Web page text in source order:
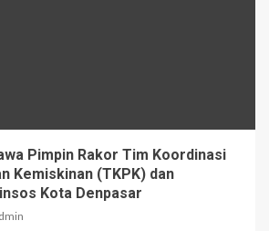
Pimpin Rakor Tim Koordinasi
Kemiskinan (TKPK) dan
Kota Denpasar